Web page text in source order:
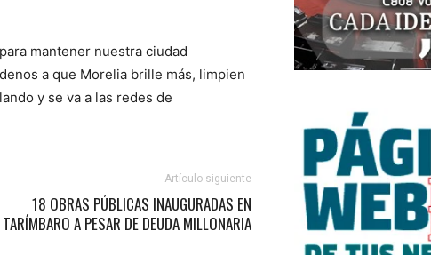
mantener nuestra ciudad
a que Morelia brille más, limpien
y se va a las redes de
Artículo siguiente
18 OBRAS PÚBLICAS INAUGURADAS EN
TARÍMBARO A PESAR DE DEUDA MILLONARIA